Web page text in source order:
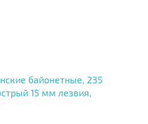
байонетные, 235
15 мм лезвия,